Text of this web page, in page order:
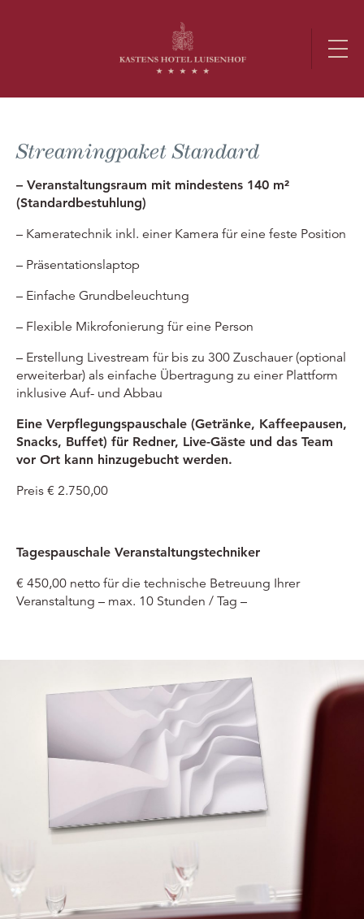
Streamingpaket Standard
– Veranstaltungsraum mit mindestens 140 m²
(Standardbestuhlung)
– Kameratechnik inkl. einer Kamera für eine feste Position
– Präsentationslaptop
– Einfache Grundbeleuchtung
– Flexible Mikrofonierung für eine Person
– Erstellung Livestream für bis zu 300 Zuschauer (optional
erweiterbar) als einfache Übertragung zu einer Plattform
inklusive Auf- und Abbau
Eine Verpflegungspauschale (Getränke, Kaffeepausen,
Snacks, Buffet) für Redner, Live-Gäste und das Team
vor Ort kann hinzugebucht werden.
Preis € 2.750,00
Tagespauschale Veranstaltungstechniker
€ 450,00 netto für die technische Betreuung Ihrer
Veranstaltung – max. 10 Stunden / Tag –